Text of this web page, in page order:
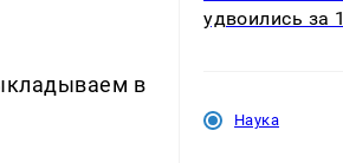
в
удвоились за
Наука